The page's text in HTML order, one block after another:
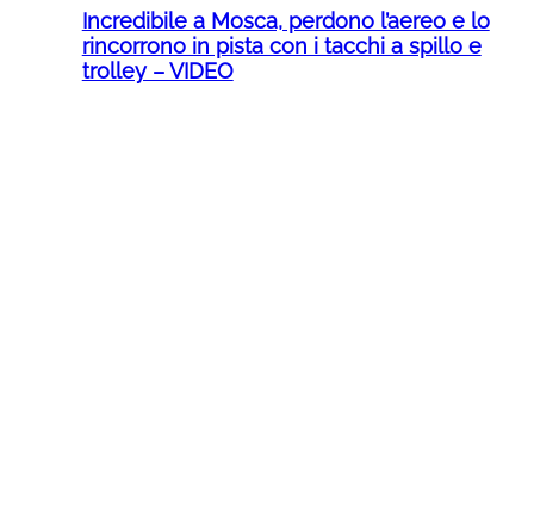
Incredibile a Mosca, perdono l’aereo e lo
rincorrono in pista con i tacchi a spillo e
trolley – VIDEO